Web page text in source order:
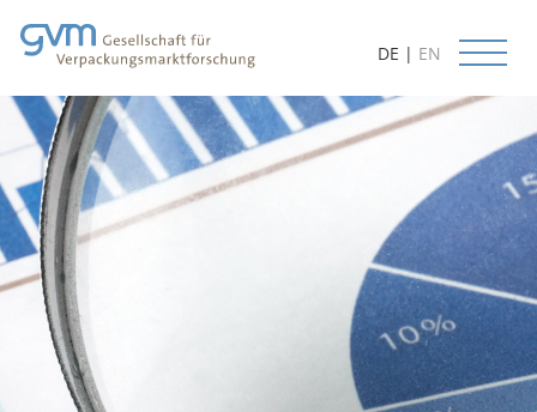
DE | EN
Start
Aktuelles
Leistungen
Prognosen
Kundenorientierung